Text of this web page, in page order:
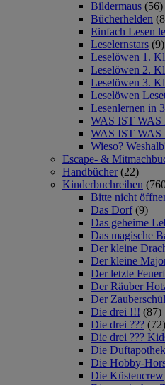
Bildermaus (56)
Bücherhelden
Einfach Lesen
Leselernstars (9)
Leselöwen 1.
Leselöwen 2.
Leselöwen 3.
Leselöwen
Lesenlernen in
WAS IST WAS
WAS IST WAS
Wieso?
Escape- &
Handbücher (22)
Kinderbuchreihen
Bitte nicht
Das Dorf (9)
Das geheime
Das magische
Der kleine
Der kleine
Der letzte
Der Räuber
Der
Die drei !!! (87)
Die drei ??? (72)
Die drei ???
Die
Die Hobby-
Die Küstencrew